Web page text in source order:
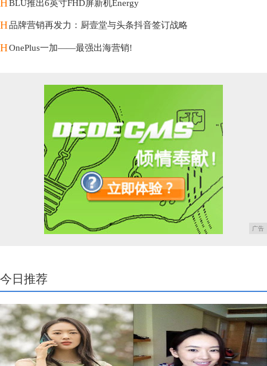
H BLU推出6英寸FHD屏新机Energy
H品牌营销再发力：厨壹堂与头条抖音签订战略
HOnePlus一加——最强出海营销!
广告
今日推荐